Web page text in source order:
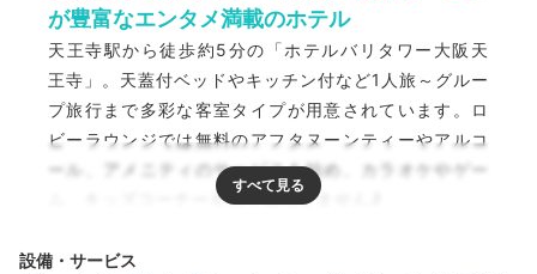
が豊富なエンタメ満載のホテル
天王寺駅から徒歩約5分の「ホテルバリタワー大阪天
王寺」。天蓋付ベッドやキッチン付など1人旅～グルー
プ旅行まで多彩な客室タイプが用意されています。ロ
ビーラウンジでは無料のアフタヌーンティーやアルコ
ール、アメニティのサービスを始め、カラオケやゲー
ム、キッズコーナーもあり退屈しません♪
設備・サービス